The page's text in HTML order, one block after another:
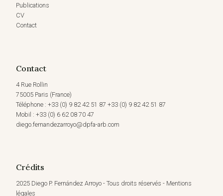
Publications
CV
Contact
Contact
4 Rue Rollin
75005 Paris (France)
Téléphone : +33 (0) 9 82 42 51 87 +33 (0) 9 82 42 51 87
Mobil : +33 (0) 6 62 08 70 47
diego.fernandezarroyo@dpfa-arb.com
Crédits
2025 Diego P. Fernández Arroyo - Tous droits réservés - Mentions
légales